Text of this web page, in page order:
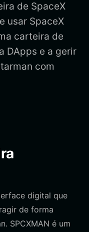
de SpaceX
usar SpaceX
carteira de
DApps e a gerir
com
digital que
de forma
SPCXMAN é um